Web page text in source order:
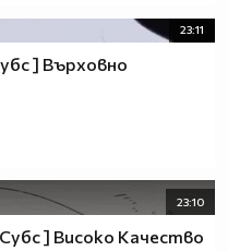
23:11
] Върховно
23:10
] Високо Качество